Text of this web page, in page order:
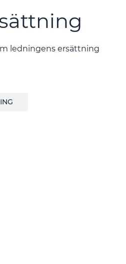
ledningens ersättning